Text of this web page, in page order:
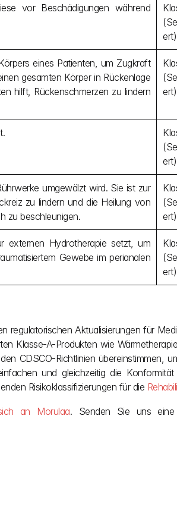
vor Beschädigungen während
ert)
eines Patienten, um Zugkraft
gesamten Körper in Rückenlage
hilft, Rückenschmerzen zu lindern
ert)
ert)
umgewälzt wird. Sie ist zur
zu lindern und die Heilung von
zu beschleunigen.
ert)
externen Hydrotherapie setzt, um
Gewebe im perianalen
ert)
regulatorischen Aktualisierungen für
Klasse-A-Produkten wie
CDSCO-Richtlinien übereinstimmen,
und gleichzeitig die Konformität
Risikoklassifizierungen für die
an Morulaa